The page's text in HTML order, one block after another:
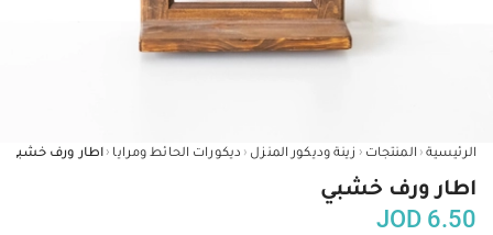
الرئيسية ‹ المنتجات ‹ زينة وديكور المنزل ‹ ديكورات الحائط ومرايا ‹ اطار ورف خشبي
اطار ورف خشبي
JOD 6.50